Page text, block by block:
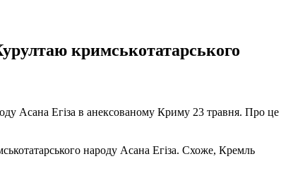
кримськотатарського
Асана Егіза в анексованому Криму 23 травня. Про це
народу Асана Егіза. Схоже, Кремль